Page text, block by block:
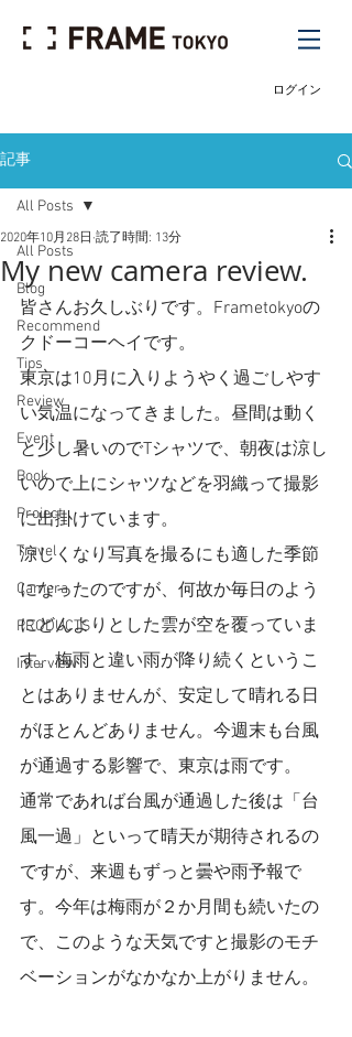
ログイン
記事
All Posts
Blog
Recommend
Tips
Review
Event
Book
Project
Travel
Camera
PRODUCTS
Interview
All Posts
My new camera review.
2020年10月28日 読了時間: 13分
皆さんお久しぶりです。Frametokyoの
クドーコーヘイです。
東京は10月に入りようやく過ごしやす
い気温になってきました。昼間は動く
と少し暑いのでTシャツで、朝夜は涼し
いので上にシャツなどを羽織って撮影
に出掛けています。
涼しくなり写真を撮るにも適した季節
になったのですが、何故か毎日のよう
にどんよりとした雲が空を覆っていま
す。梅雨と違い雨が降り続くというこ
とはありませんが、安定して晴れる日
がほとんどありません。今週末も台風
が通過する影響で、東京は雨です。
通常であれば台風が通過した後は「台
風一過」といって晴天が期待されるの
ですが、来週もずっと曇や雨予報で
す。今年は梅雨が２か月間も続いたの
で、このような天気ですと撮影のモチ
ベーションがなかなか上がりません。